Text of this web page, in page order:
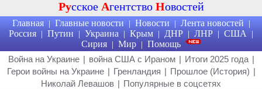
Русское Агентство Новостей
Главная | Главные новости | Новости | Лента новостей |
Россия | Путин | Украина | Крым | ДНР | ЛНР | США |
Сирия | Мир | Помощь
Война на Украине | война США с Ираном | Итоги 2025 года |
Герои войны на Украине | Гренландия | Прошлое (История) |
Николай Левашов | Популярные в соцсетях